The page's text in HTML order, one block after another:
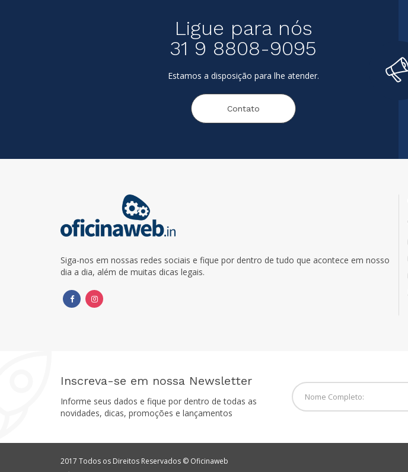
Ligue para nós
31 9 8808-9095
Estamos a disposição para lhe atender.
Contato
Siga-nos em nossas redes sociais e fique por dentro de tudo que acontece em nosso
dia a dia, além de muitas dicas legais.
Inscreva-se em nossa Newsletter
Informe seus dados e fique por dentro de todas as
novidades, dicas, promoções e lançamentos
2017 Todos os Direitos Reservados © Oficinaweb